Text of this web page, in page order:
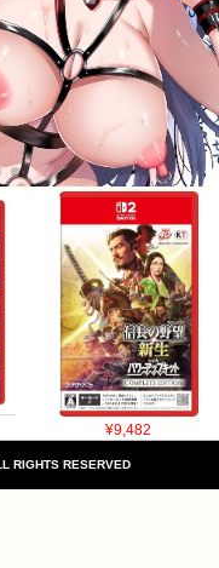
¥9,482
RIGHTS RESERVED